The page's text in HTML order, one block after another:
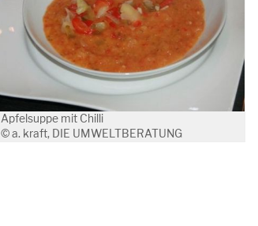
Apfelsuppe mit Chilli
© a. kraft, DIE UMWELTBERATUNG